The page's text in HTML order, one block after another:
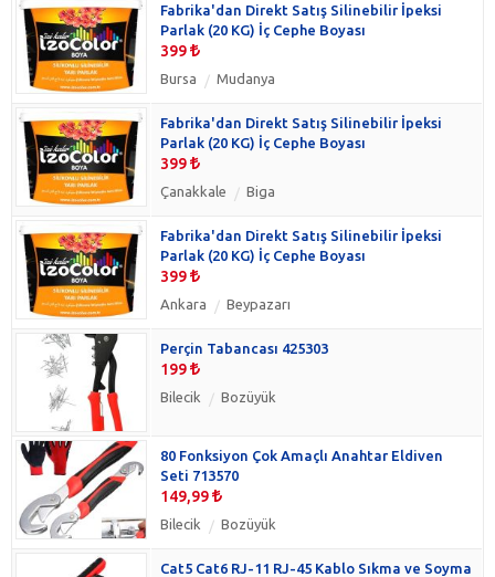
Fabrika'dan Direkt Satış Silinebilir İpeksi
Parlak (20 KG) İç Cephe Boyası
399
Bursa Mudanya
Fabrika'dan Direkt Satış Silinebilir İpeksi
Parlak (20 KG) İç Cephe Boyası
399
Çanakkale Biga
Fabrika'dan Direkt Satış Silinebilir İpeksi
Parlak (20 KG) İç Cephe Boyası
399
Ankara Beypazarı
Perçin Tabancası 425303
199
Bilecik Bozüyük
80 Fonksiyon Çok Amaçlı Anahtar Eldiven
Seti 713570
149,99
Bilecik Bozüyük
Cat5 Cat6 RJ-11 RJ-45 Kablo Sıkma ve Soyma